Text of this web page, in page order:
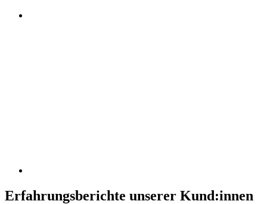
Erfahrungsberichte unserer Kund:innen